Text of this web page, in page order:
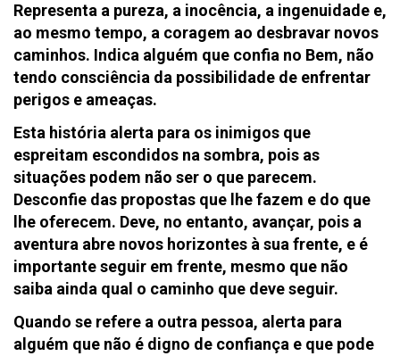
Representa a pureza, a inocência, a ingenuidade e,
ao mesmo tempo, a coragem ao desbravar novos
caminhos. Indica alguém que confia no Bem, não
tendo consciência da possibilidade de enfrentar
perigos e ameaças.
Esta história alerta para os inimigos que
espreitam escondidos na sombra, pois as
situações podem não ser o que parecem.
Desconfie das propostas que lhe fazem e do que
lhe oferecem. Deve, no entanto, avançar, pois a
aventura abre novos horizontes à sua frente, e é
importante seguir em frente, mesmo que não
saiba ainda qual o caminho que deve seguir.
Quando se refere a outra pessoa, alerta para
alguém que não é digno de confiança e que pode